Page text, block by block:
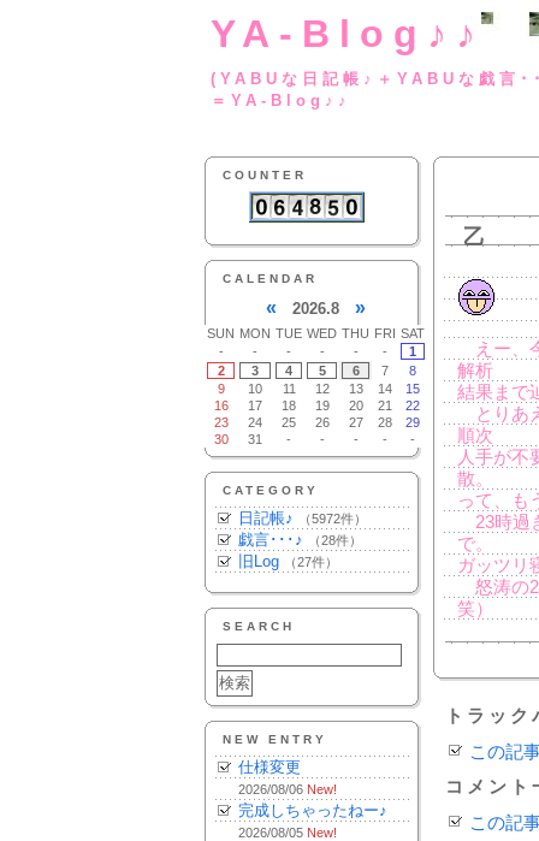
YA-Blog♪♪
(YABUな日記帳♪
＝YA-Blog♪♪
COUNTER
CALENDAR
« 2026.8 »
SUN MON TUE WED THU FRI SAT
-
- - - - -
1
2
3 4 5 6 7
8
9
10 11 12 13 14
15
16
17 18 19 20 21
22
23
24 25 26 27 28
29
30
31 - - - - -
CATEGORY
日記帳♪ （5972件）
戯言･･･♪ （28件）
旧Log （27件）
SEARCH
NEW ENTRY
仕様変更
2026/08/06 New!
完成しちゃったねー♪
2026/08/05 New!
乙
えー、
解析
結果まで
とりあ
順次
人手が不
散。
って、も
23時過
で。
ガッツリ
怒涛の2
笑）
トラッ
この記
コメント
この記